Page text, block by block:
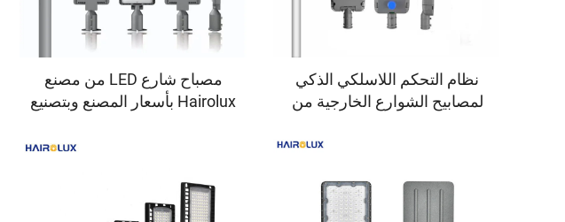
نظام التحكم اللاسلكي الذكي
لمصابيح الشوارع الخارجية من
الأشياء (IoT) المدعومة بشبكة
للماء بمعدل IP65
مصباح شارع LED من مصنع
Hairolux بأسعار المصنع وبتصنيع
السطوع، مصنوع من الألومنيوم
(PC) للاستخدام الخارجي بقدرة
١٠٠ واط و١٥٠ واط